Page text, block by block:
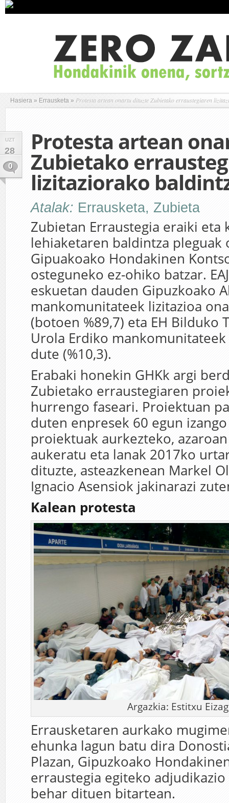
Hasiera » Errausketa » Protesta artean onartu dituzte Zubietako erraustegiaren
UZT
28
0
Protesta artean
Zubietako
lizitaziorako
Atalak: Errausketa, Zubieta
Zubietan Erraustegia eraiki eta
lehiaketaren baldintza
Gipuakoako Hondakinen
osteguneko ez-ohiko batzar.
eskuetan dauden Gipuzkoako
mankomunitateek lizitazioa
(botoen %89,7) eta EH Bilduko
Urola Erdiko
dute (%10,3).
Erabaki honekin GHKk argi
Zubietako erraustegiaren
hurrengo faseari. Proiektuan
duten enpresek 60 egun
proiektuak aurkezteko,
aukeratu eta lanak 2017ko
dituzte, asteazkenean Markel
Ignacio Asensiok jakinarazi
Kalean protesta
Argazkia: Estitxu
Errausketaren aurkako
ehunka lagun batu dira
Plazan, Gipuzkoako
erraustegia egiteko
behar dituen bitartean.